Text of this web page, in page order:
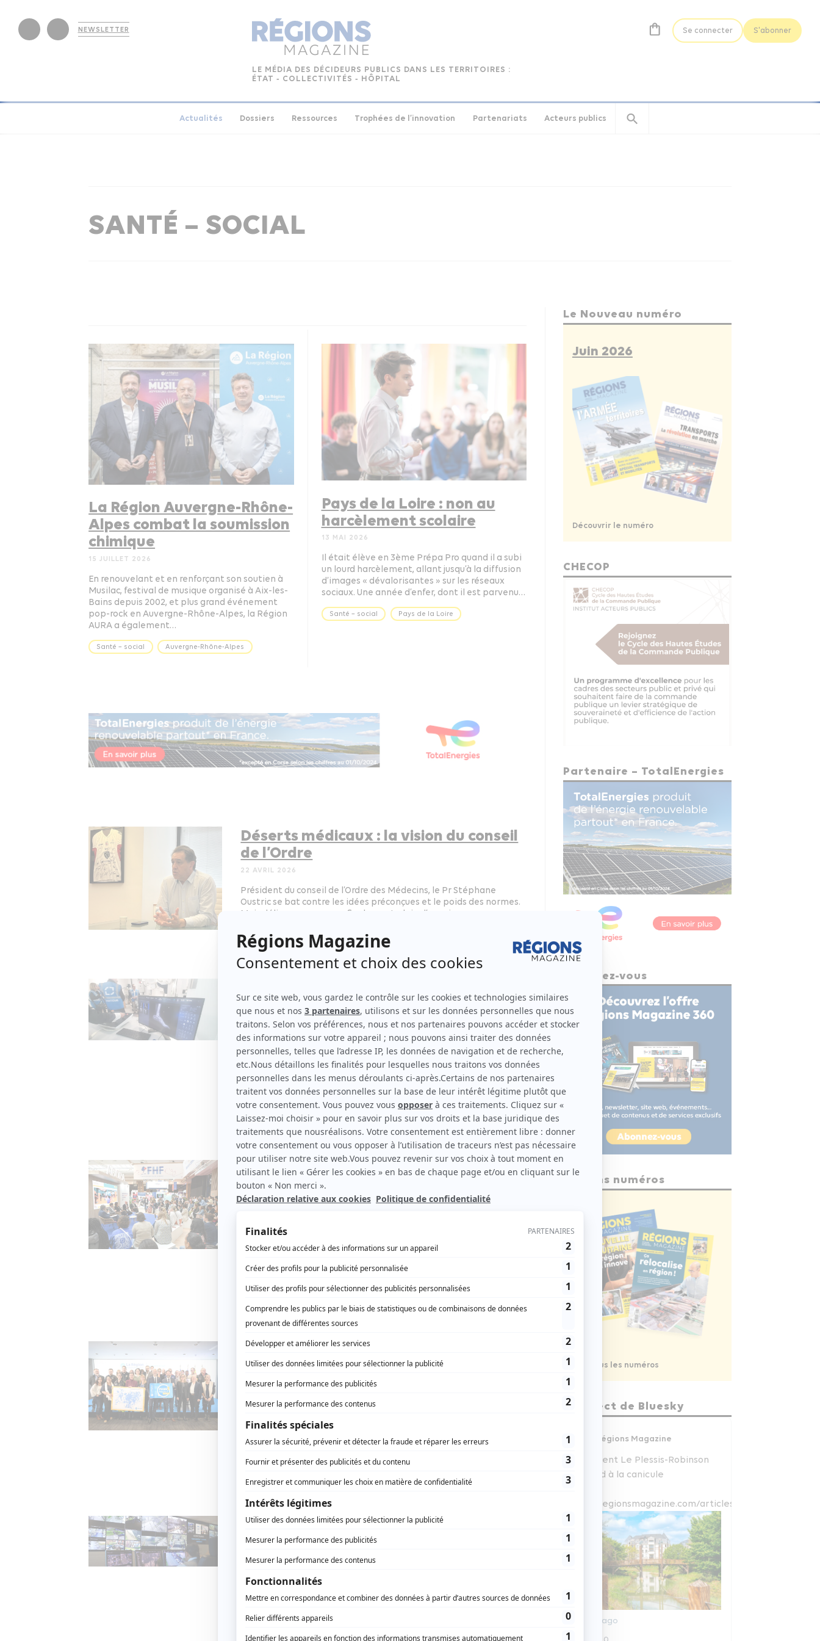
NEWSLETTER
LE MÉDIA DES DÉCIDEURS PUBLICS DANS LES TERRITOIRES :
ÉTAT ‑ COLLECTIVITÉS ‑ HÔPITAL
Se connecter S'abonner
Actualités Dossiers Ressources Trophées de l’innovation Partenariats Acteurs publics
SANTÉ – SOCIAL
La Région Auvergne-Rhône-
Alpes combat la soumission
chimique
15 JUILLET 2026
En renouvelant et en renforçant son soutien à
Musilac, festival de musique organisé à Aix-les-
Bains depuis 2002, et plus grand événement
pop-rock en Auvergne-Rhône-Alpes, la Région
AURA a également…
Santé – social Auvergne-Rhône-Alpes
Pays de la Loire : non au
harcèlement scolaire
13 MAI 2026
Il était élève en 3ème Prépa Pro quand il a subi
un lourd harcèlement, allant jusqu’à la diffusion
d’images « dévalorisantes » sur les réseaux
sociaux. Une année d’enfer, dont il est parvenu…
Santé – social Pays de la Loire
Déserts médicaux : la vision du conseil
de l’Ordre
22 AVRIL 2026
Président du conseil de l’Ordre des Médecins, le Pr Stéphane
Oustric se bat contre les idées préconçues et le poids des normes.
Mais délivre un message finalement plein d’espoir….
Santé – social
Medtech au milieu des vignes
10 AVRIL 2026
Fleuron de la MedVallée montpelliéraine, la société DMS Group a
été retenue pour livrer des appareils de radiologie mobile aux
hôpitaux ukrainiens.
Il s’appelle Dimitri*, il a 15 ans. Ce jeune…
Santé – social Occitanie
SantExpo ne fait vraiment pas ses 60
ans
19 MARS 2026
édition anniversaire exceptionnelle. Au centre, la santé de
demain.
« L’excellence en santé : un engagement pour tous…
La Région Auvergne-Rhône-Alpes
lance son PASS’Region Seniors !
19 DÉCEMBRE 2025
Les élus de la Région Auvergne-Rhône-Alpes ont officiellement
d’habitants de plus de 65 ans qui vivent sur le territoire régional.
Auvergne-Rhône-Alpes est la première région de France à lancer
Bouclier sécuritaire : Les Régions
s’organisent face au narcotrafic
27 NOVEMBRE 2025
Régions de France vient de créer un groupe de travail sur les
narcotrafic.
Le Nouveau numéro
Juin 2026
Découvrir le numéro
CHECOP
Partenaire – TotalEnergies
Abonnez-vous
Anciens numéros
Voir tous les numéros
En direct de Bluesky
Régions Magazine
Comment Le Plessis-Robinson
répond à la canicule
www.regionsmagazine.com/articles/com...
6 jours ago
0